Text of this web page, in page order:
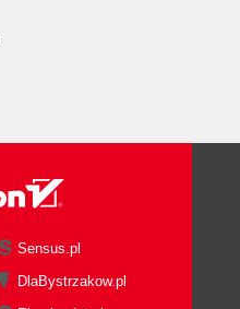
Sensus.pl
DlaBystrzakow.pl